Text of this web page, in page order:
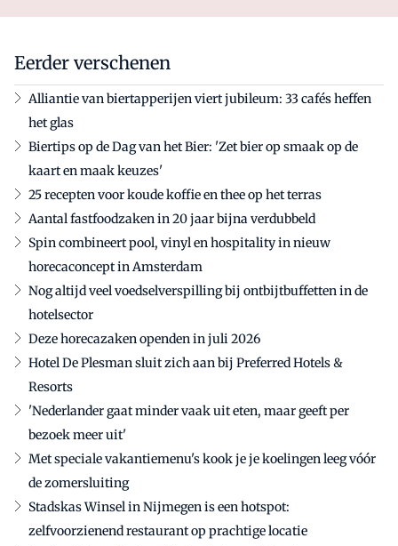
Eerder verschenen
Alliantie van biertapperijen viert jubileum: 33 cafés heffen
het glas
Biertips op de Dag van het Bier: 'Zet bier op smaak op de
kaart en maak keuzes'
25 recepten voor koude koffie en thee op het terras
Aantal fastfoodzaken in 20 jaar bijna verdubbeld
Spin combineert pool, vinyl en hospitality in nieuw
horecaconcept in Amsterdam
Nog altijd veel voedselverspilling bij ontbijtbuffetten in de
hotelsector
Deze horecazaken openden in juli 2026
Hotel De Plesman sluit zich aan bij Preferred Hotels &
Resorts
'Nederlander gaat minder vaak uit eten, maar geeft per
bezoek meer uit'
Met speciale vakantiemenu's kook je je koelingen leeg vóór
de zomersluiting
Stadskas Winsel in Nijmegen is een hotspot:
zelfvoorzienend restaurant op prachtige locatie